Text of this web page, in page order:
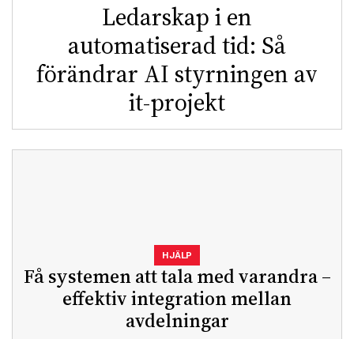
Ledarskap i en
automatiserad tid: Så
förändrar AI styrningen av
it-projekt
Få systemen att tala med varandra –
effektiv integration mellan
avdelningar
HJÄLP